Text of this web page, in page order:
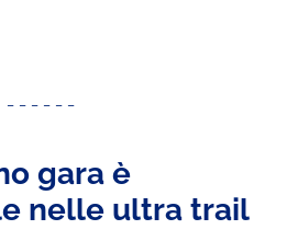
gara è
nelle ultra trail